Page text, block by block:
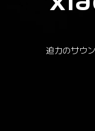
迫力のサウ